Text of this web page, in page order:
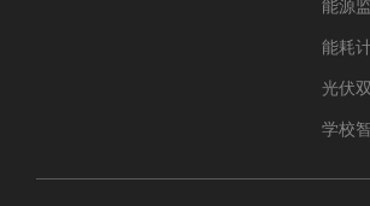
能源
能耗
光伏
学校